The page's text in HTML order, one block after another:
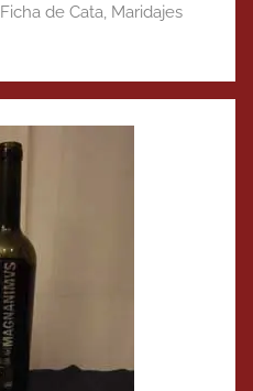
Ficha de Cata, Maridajes